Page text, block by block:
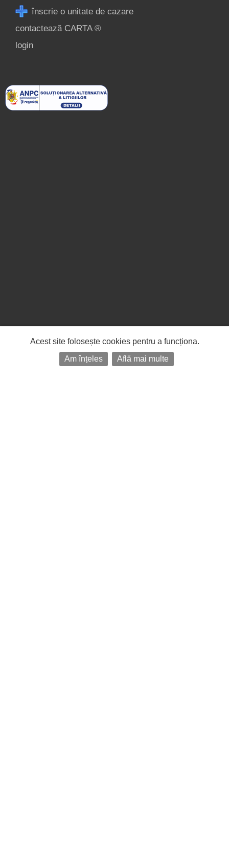
înscrie o unitate de cazare
contactează CARTA ®
login
Acest site folosește cookies pentru a funcționa.
Am înțeles
Află mai multe